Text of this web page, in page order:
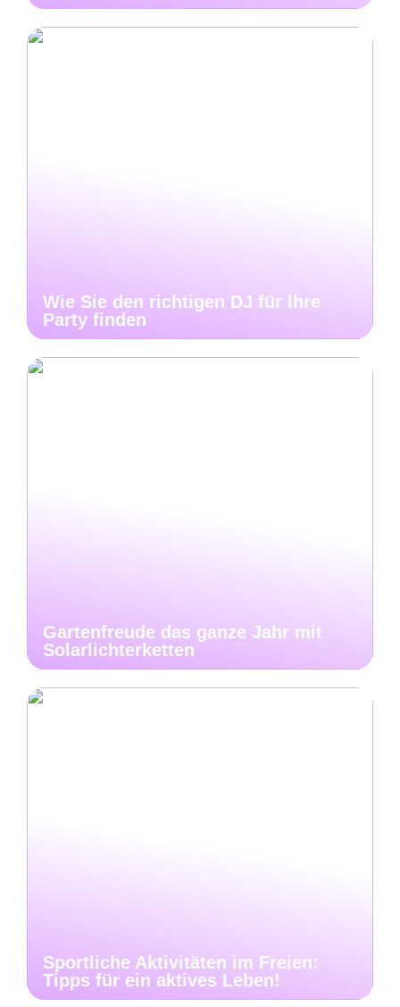
Wie Sie den richtigen DJ für Ihre
Party finden
Gartenfreude das ganze Jahr mit
Solarlichterketten
Sportliche Aktivitäten im Freien:
Tipps für ein aktives Leben!